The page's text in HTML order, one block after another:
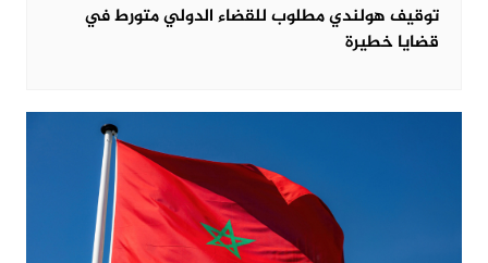
توقيف هولندي مطلوب للقضاء الدولي متورط في
قضايا خطيرة